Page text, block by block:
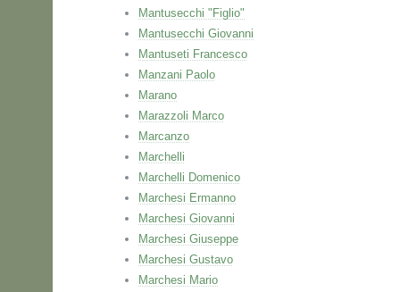
Mantusecchi "Figlio"
Mantusecchi Giovanni
Mantuseti Francesco
Manzani Paolo
Marano
Marazzoli Marco
Marcanzo
Marchelli
Marchelli Domenico
Marchesi Ermanno
Marchesi Giovanni
Marchesi Giuseppe
Marchesi Gustavo
Marchesi Mario